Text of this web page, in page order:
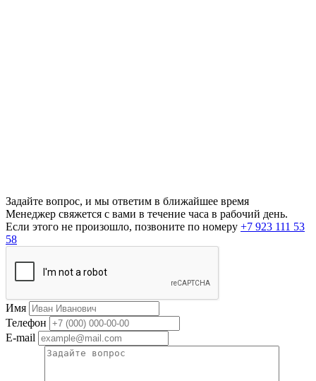
Задайте вопрос, и мы ответим в ближайшее время
Менеджер свяжется с вами в течение часа в рабочий день.
Если этого не произошло, позвоните по номеру +7 923 111 53
58
Имя
Телефон
E-mail